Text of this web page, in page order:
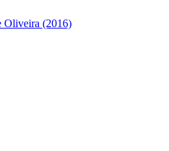
Oliveira (2016)